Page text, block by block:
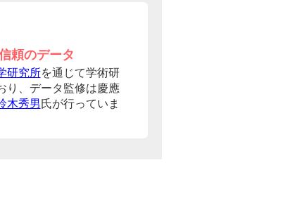
頼のデータ
研究所を通じて学術研
り、データ監修は慶應
木秀男 氏が行っていま